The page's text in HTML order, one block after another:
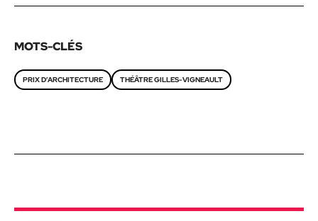
MOTS-CLÉS
PRIX D’ARCHITECTURE THÉÂTRE GILLES-VIGNEAULT